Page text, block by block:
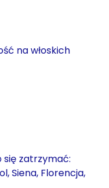
na włoskich
zatrzymać:
Siena, Florencja,